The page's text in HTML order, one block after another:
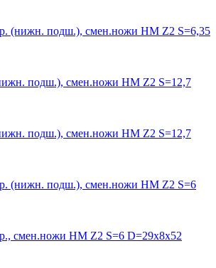
(нижн. подш.), смен.ножи HM Z2 S=6,35
подш.), смен.ножи HM Z2 S=12,7
подш.), смен.ножи HM Z2 S=12,7
(нижн. подш.), смен.ножи HM Z2 S=6
смен.ножи HM Z2 S=6 D=29x8x52